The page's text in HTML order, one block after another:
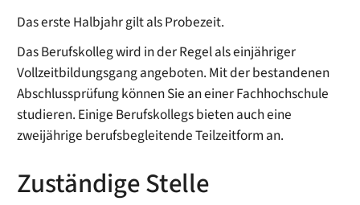
Das erste Halbjahr gilt als Probezeit.
Das Berufskolleg wird in der Regel als einjähriger
Vollzeitbildungsgang angeboten. Mit der bestandenen
Abschlussprüfung können Sie an einer Fachhochschule
studieren. Einige Berufskollegs bieten auch eine
zweijährige berufsbegleitende Teilzeitform an.
Zuständige Stelle